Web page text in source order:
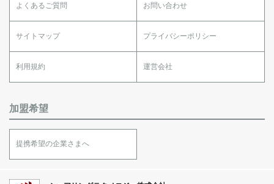
よくあるご質問 お問い合わせ
サイトマップ プライバシーポリシー
利用規約 運営会社
加盟希望
提携希望の企業さまへ